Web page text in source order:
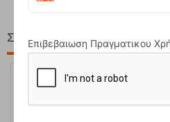
Στη ίδια Τιμή!
Επιβεβαιωση Πραγματικου